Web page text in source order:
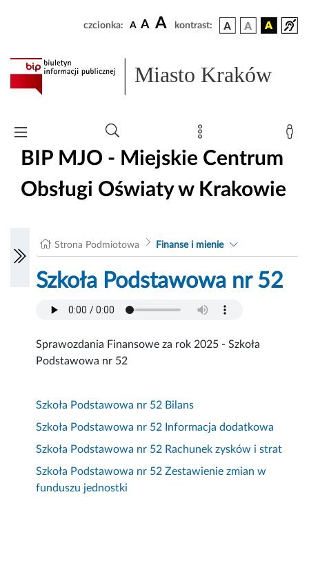
czcionka: A A A kontrast:
Miasto Kraków
BIP MJO - Miejskie Centrum
Obsługi Oświaty w Krakowie
Strona Podmiotowa Finanse i mienie
Szkoła Podstawowa nr 52
Sprawozdania Finansowe za rok 2025 - Szkoła
Podstawowa nr 52
Szkoła Podstawowa nr 52 Bilans
Szkoła Podstawowa nr 52 Informacja dodatkowa
Szkoła Podstawowa nr 52 Rachunek zysków i strat
Szkoła Podstawowa nr 52 Zestawienie zmian w
funduszu jednostki